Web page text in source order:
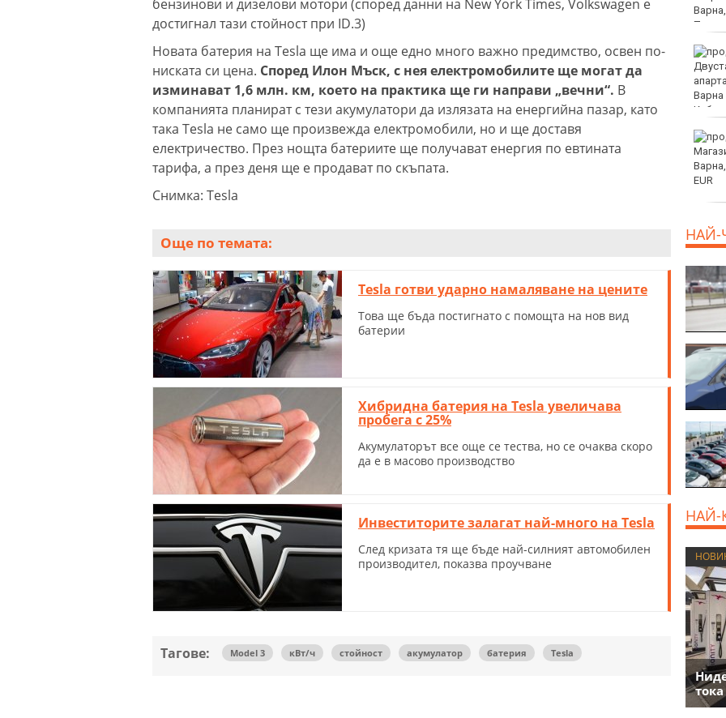
бензинови и дизелови мотори (според данни на New York Times, Volkswagen е
достигнал тази стойност при ID.3)
Новата батерия на Tesla ще има и още едно много важно предимство, освен по-
ниската си цена. Според Илон Мъск, с нея електромобилите ще могат да
изминават 1,6 млн. км, което на практика ще ги направи „вечни“. В
компанията планират с тези акумулатори да излязата на енергийна пазар, като
така Tesla не само ще произвежда електромобили, но и ще доставя
електричество. През нощта батериите ще получават енергия по евтината
тарифа, а през деня ще е продават по скъпата.
Снимка: Tesla
Още по темата:
Tesla готви ударно намаляване на цените
Това ще бъда постигнато с помощта на нов вид
батерии
Хибридна батерия на Tesla увеличава
пробега с 25%
Акумулаторът все още се тества, но се очаква скоро
да е в масово производство
Инвеститорите залагат най-много на Tesla
След кризата тя ще бъде най-силният автомобилен
производител, показва проучване
Тагове: Model 3 кВт/ч стойност акумулатор батерия Tesla
Катастрофа, при която
пострадаха деца,
затвори пътя София-
Варна
Хороскоп за 7 август
2026
НАЙ-
НАЙ-